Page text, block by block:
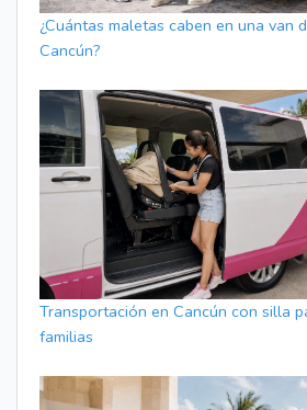
¿Cuántas maletas caben en una van
Cancún?
Transportación en Cancún con silla
familias